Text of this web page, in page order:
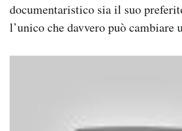
AREA PERSONALE
documentaristico sia il suo
l’unico che davvero può cambiare